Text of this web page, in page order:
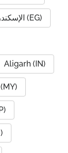
Alexandria, الإسكندرية (EG)
Aligarh (IN)